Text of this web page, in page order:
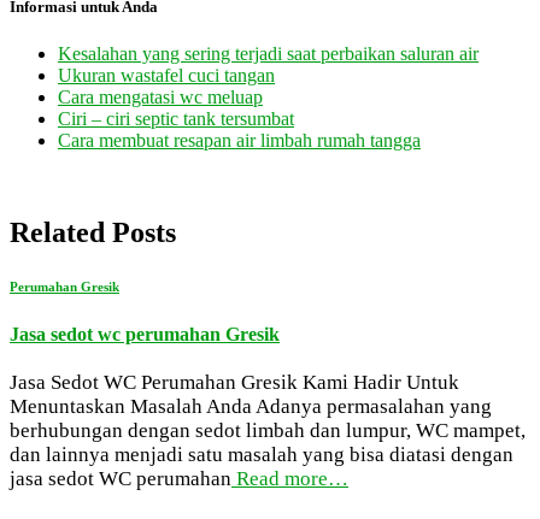
Informasi untuk Anda
Kesalahan yang sering terjadi saat perbaikan saluran air
Ukuran wastafel cuci tangan
Cara mengatasi wc meluap
Ciri – ciri septic tank tersumbat
Cara membuat resapan air limbah rumah tangga
Related Posts
Perumahan Gresik
Jasa sedot wc perumahan Gresik
Jasa Sedot WC Perumahan Gresik Kami Hadir Untuk
Menuntaskan Masalah Anda Adanya permasalahan yang
berhubungan dengan sedot limbah dan lumpur, WC mampet,
dan lainnya menjadi satu masalah yang bisa diatasi dengan
jasa sedot WC perumahan Read more…